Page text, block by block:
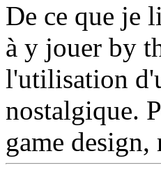
De ce que je
à y jouer by
l'utilisation
nostalgique.
game